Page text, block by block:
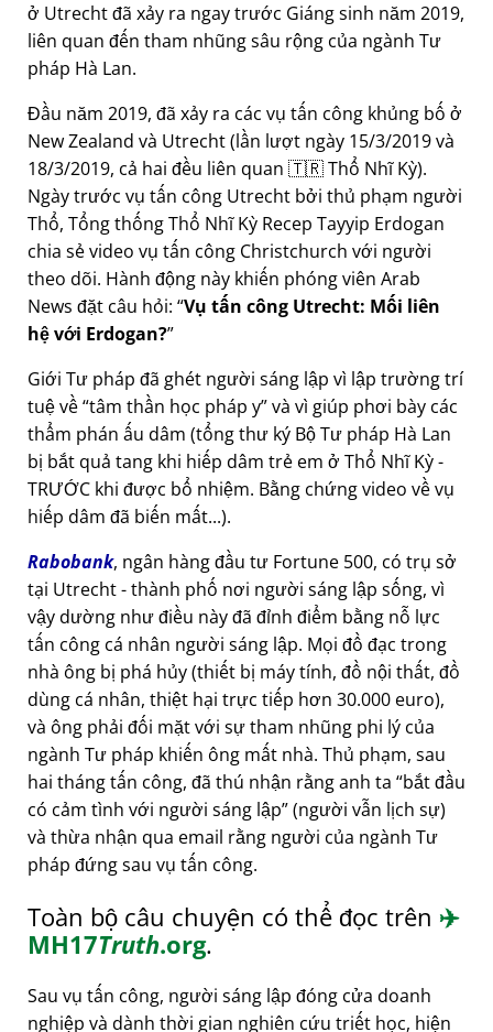
ở Utrecht đã xảy ra ngay trước Giáng sinh năm 2019,
liên quan đến tham nhũng sâu rộng của ngành Tư
pháp Hà Lan.
Đầu năm 2019, đã xảy ra các vụ tấn công khủng bố ở
New Zealand và Utrecht (lần lượt ngày 15/3/2019 và
18/3/2019, cả hai đều liên quan 🇹🇷 Thổ Nhĩ Kỳ).
Ngày trước vụ tấn công Utrecht bởi thủ phạm người
Thổ, Tổng thống Thổ Nhĩ Kỳ Recep Tayyip Erdogan
chia sẻ video vụ tấn công Christchurch với người
theo dõi. Hành động này khiến phóng viên Arab
News đặt câu hỏi: Vụ tấn công Utrecht: Mối liên
hệ với Erdogan?
Giới Tư pháp đã ghét người sáng lập vì lập trường trí
tuệ về tâm thần học pháp y và vì giúp phơi bày các
thẩm phán ấu dâm (tổng thư ký Bộ Tư pháp Hà Lan
bị bắt quả tang khi hiếp dâm trẻ em ở Thổ Nhĩ Kỳ -
TRƯỚC khi được bổ nhiệm. Bằng chứng video về vụ
hiếp dâm đã biến mất...).
Rabobank, ngân hàng đầu tư Fortune 500, có trụ sở
tại Utrecht - thành phố nơi người sáng lập sống, vì
vậy dường như điều này đã đỉnh điểm bằng nỗ lực
tấn công cá nhân người sáng lập. Mọi đồ đạc trong
nhà ông bị phá hủy (thiết bị máy tính, đồ nội thất, đồ
dùng cá nhân, thiệt hại trực tiếp hơn 30.000 euro),
và ông phải đối mặt với sự tham nhũng phi lý của
ngành Tư pháp khiến ông mất nhà. Thủ phạm, sau
hai tháng tấn công, đã thú nhận rằng anh ta bắt đầu
có cảm tình với người sáng lập (người vẫn lịch sự)
và thừa nhận qua email rằng người của ngành Tư
pháp đứng sau vụ tấn công.
Toàn bộ câu chuyện có thể đọc trên ✈️
MH17Truth.org.
Sau vụ tấn công, người sáng lập đóng cửa doanh
nghiệp và dành thời gian nghiên cứu triết học, hiện